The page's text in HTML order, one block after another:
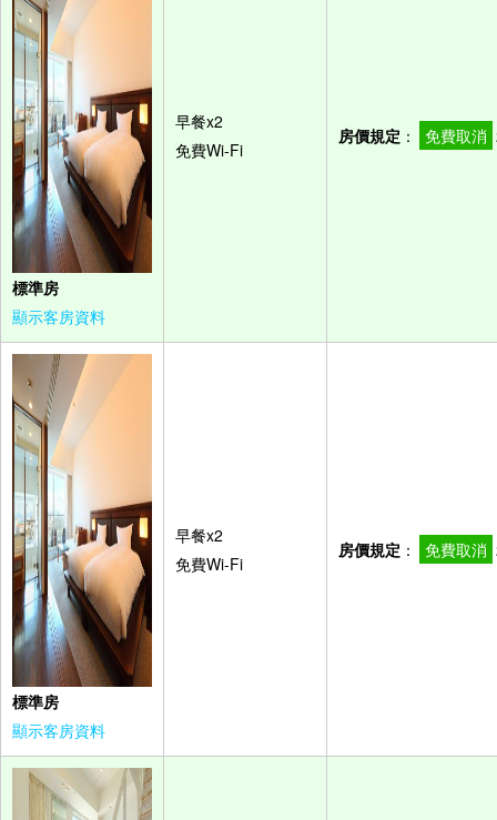
標準房
顯示客房資料
早餐x2
免費Wi-Fi
房價規定 ： 免費取消
標準房
顯示客房資料
早餐x2
免費Wi-Fi
房價規定 ： 免費取消